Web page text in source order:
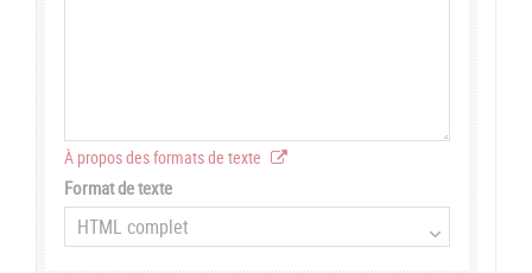
À propos des formats de texte
Format de texte